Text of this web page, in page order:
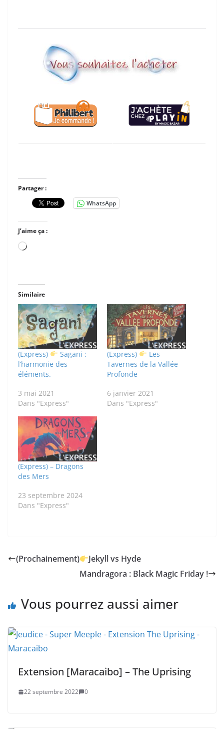
Partager :
WhatsApp
J’aime ça :
Chargement…
Similaire
(Express)
Sagani :
l’harmonie des
éléments.
3 mai 2021
Dans "Express"
(Express)
Les
Tavernes de la Vallée
Profonde
6 janvier 2021
Dans "Express"
(Express) – Dragons
des Mers
23 septembre 2024
Dans "Express"
(Prochainement)
Jekyll vs Hyde
Mandragora : Black Magic Friday !
Vous pourrez aussi aimer
Extension [Maracaibo] – The Uprising
22 septembre 2022 0